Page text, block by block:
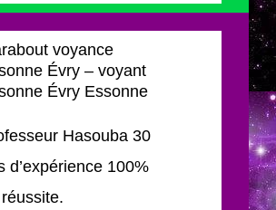
voyance
Évry – voyant
Évry Essonne
Hasouba 30
d’expérience 100%